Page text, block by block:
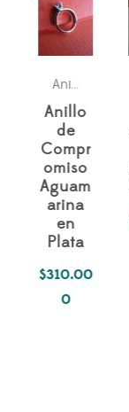
,Para ella
Anillo compromiso
Anillo
de
Compr
omiso
Aguam
arina
en
Plata
$310.00
0